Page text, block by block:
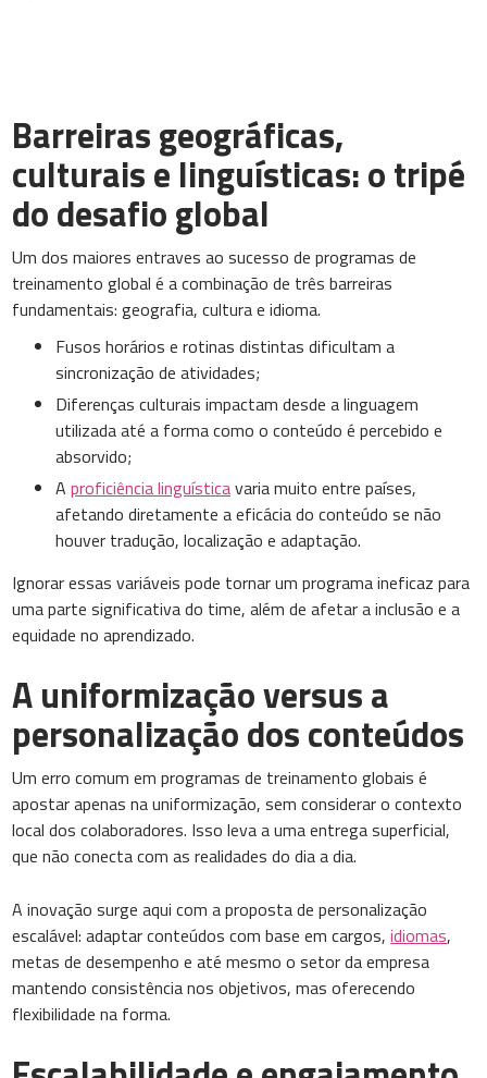
Barreiras geográficas,
culturais e linguísticas: o tripé
do desafio global
Um dos maiores entraves ao sucesso de programas de
treinamento global é a combinação de três barreiras
fundamentais: geografia, cultura e idioma.
Fusos horários e rotinas distintas dificultam a
sincronização de atividades;
Diferenças culturais impactam desde a linguagem
utilizada até a forma como o conteúdo é percebido e
absorvido;
Aproficiência linguísticavaria muito entre países,
afetando diretamente a eficácia do conteúdo se não
houver tradução, localização e adaptação.
Ignorar essas variáveis pode tornar um programa ineficaz para
uma parte significativa do time, além de afetar a inclusão e a
equidade no aprendizado.
A uniformização versus a
personalização dos conteúdos
Um erro comum em programas de treinamento globais é
apostar apenas na uniformização, sem considerar o contexto
local dos colaboradores. Isso leva a uma entrega superficial,
que não conecta com as realidades do dia a dia.
A inovação surge aqui com a proposta de personalização
escalável: adaptar conteúdos com base em cargos,idiomas,
metas de desempenho e até mesmo o setor da empresa
mantendo consistência nos objetivos, mas oferecendo
flexibilidade na forma.